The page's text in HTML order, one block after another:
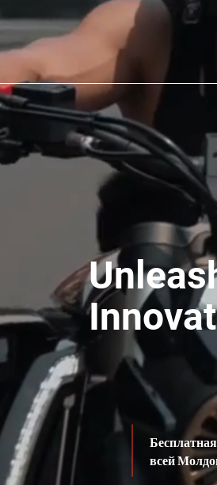
всей